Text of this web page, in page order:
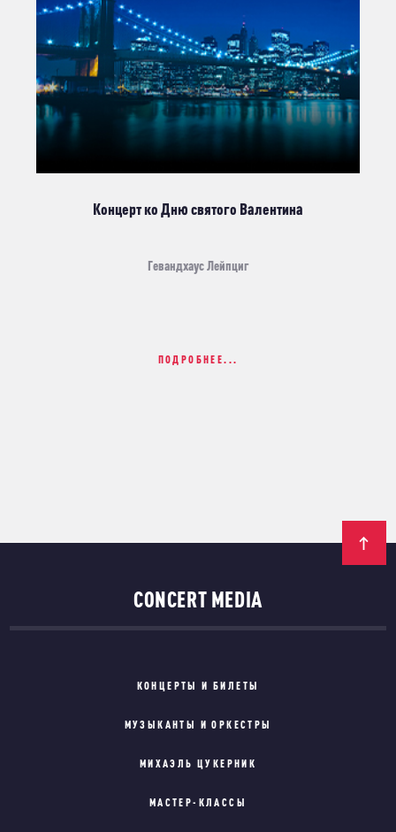
Концерт ко Дню святого Валентина
Гевандхаус Лейпциг
ПОДРОБНЕЕ...
CONCERT MEDIA
КОНЦЕРТЫ И БИЛЕТЫ
МУЗЫКАНТЫ И ОРКЕСТРЫ
МИХАЭЛЬ ЦУКЕРНИК
МАСТЕР-КЛАССЫ